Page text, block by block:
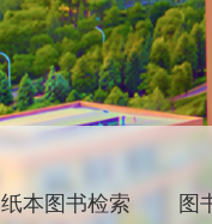
纸本图书检索 图